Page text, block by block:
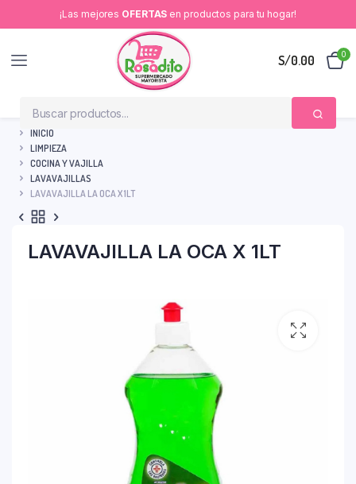
¡Las mejores OFERTAS en productos para tu hogar!
S/0.00 0
INICIO
LIMPIEZA
COCINA Y VAJILLA
LAVAVAJILLAS
LAVAVAJILLA LA OCA X 1LT
LAVAVAJILLA LA OCA X 1LT